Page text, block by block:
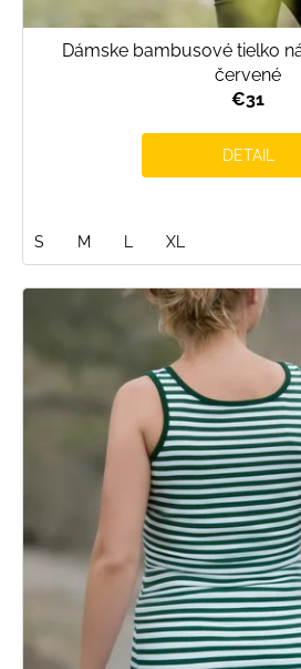
Dámske bambusové tielko
červené
€31
DETAIL
S M L XL